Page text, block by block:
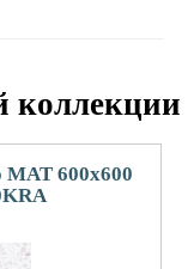
коллекции
MAT 600х600